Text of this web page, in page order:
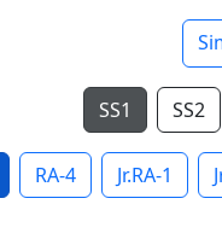
SS1 SS2
RA-4 Jr.RA-1